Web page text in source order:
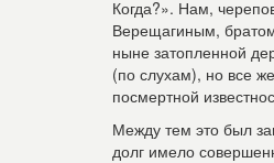
Когда?». Нам,
Верещагиным,
ныне затопленной
(по слухам), но все
посмертной
Между тем это был
долг имело